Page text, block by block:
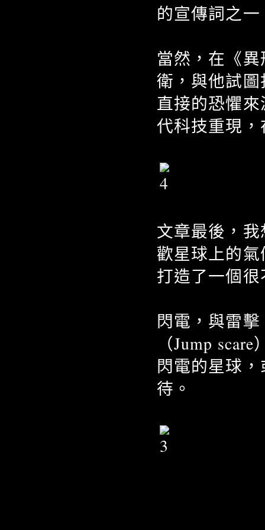
的宣傳詞之一
當然，在《
衛，與他試
直接的恐懼
代科技重現
文章最後，
歡星球上的
打造了一個
閃電，與雷
（Jump
閃電的星球
待。